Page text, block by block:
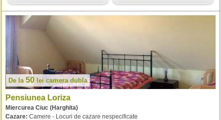
De la 50 lei camera dubla
Pensiunea Loriza
Miercurea Ciuc (Harghita)
Cazare: Camere - Locuri de cazare nespecificate